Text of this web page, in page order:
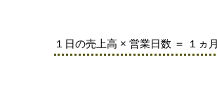
１日の売上高 × 営業日数 ＝ １ヵ